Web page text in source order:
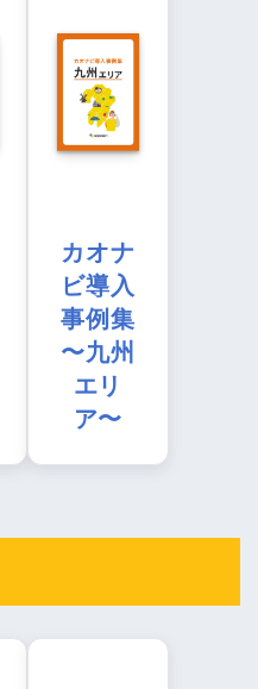
カオナ
ビ導入
事例集
〜九州
エリ
ア〜